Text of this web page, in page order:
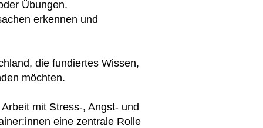
Übungen.
erkennen und
die fundiertes Wissen,
möchten.
mit Stress-, Angst- und
eine zentrale Rolle